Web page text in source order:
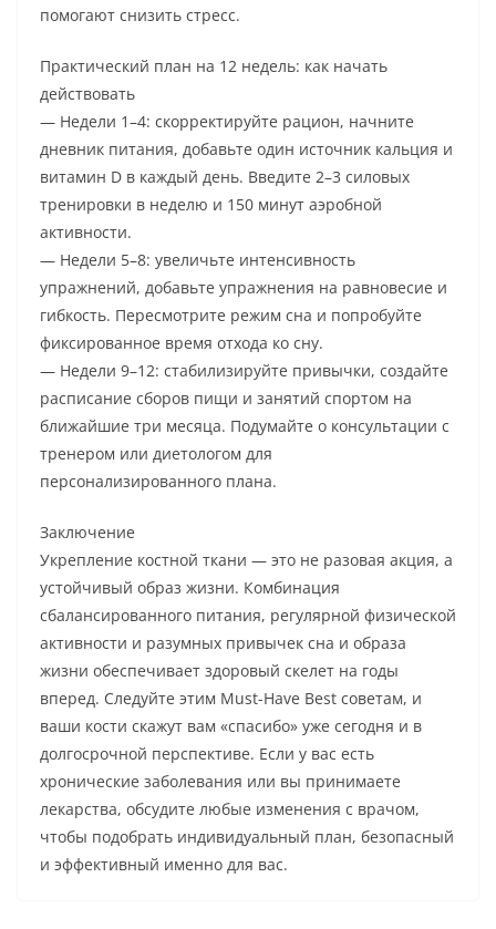
помогают снизить стресс.
Практический план на 12 недель: как начать
действовать
— Недели 1–4: скорректируйте рацион, начните
дневник питания, добавьте один источник кальция и
витамин D в каждый день. Введите 2–3 силовых
тренировки в неделю и 150 минут аэробной
активности.
— Недели 5–8: увеличьте интенсивность
упражнений, добавьте упражнения на равновесие и
гибкость. Пересмотрите режим сна и попробуйте
фиксированное время отхода ко сну.
— Недели 9–12: стабилизируйте привычки, создайте
расписание сборов пищи и занятий спортом на
ближайшие три месяца. Подумайте о консультации с
тренером или диетологом для
персонализированного плана.
Заключение
Укрепление костной ткани — это не разовая акция, а
устойчивый образ жизни. Комбинация
сбалансированного питания, регулярной физической
активности и разумных привычек сна и образа
жизни обеспечивает здоровый скелет на годы
вперед. Следуйте этим Must-Have Best советам, и
ваши кости скажут вам «спасибо» уже сегодня и в
долгосрочной перспективе. Если у вас есть
хронические заболевания или вы принимаете
лекарства, обсудите любые изменения с врачом,
чтобы подобрать индивидуальный план, безопасный
и эффективный именно для вас.